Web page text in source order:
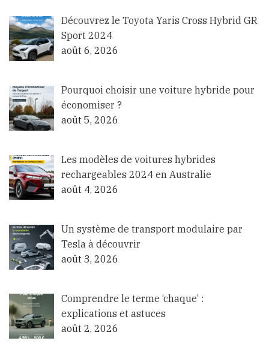
Découvrez le Toyota Yaris Cross Hybrid GR
Sport 2024
août 6, 2026
Pourquoi choisir une voiture hybride pour
économiser ?
août 5, 2026
Les modèles de voitures hybrides
rechargeables 2024 en Australie
août 4, 2026
Un système de transport modulaire par
Tesla à découvrir
août 3, 2026
Comprendre le terme ‘chaque’ :
explications et astuces
août 2, 2026